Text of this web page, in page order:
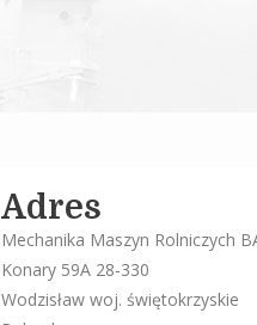
Adres
Mechanika Maszyn Rolniczych
Konary 59A 28-330
Wodzisław woj. świętokrzyskie